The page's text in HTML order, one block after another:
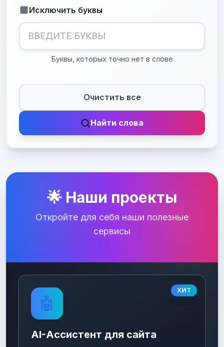
Исключить буквы
Буквы, которых точно нет в слове
Очистить все
Найти слова
🌟 Наши проекты
Откройте для себя наши полезные
сервисы
ХИТ
🤖
AI-Ассистент для сайта